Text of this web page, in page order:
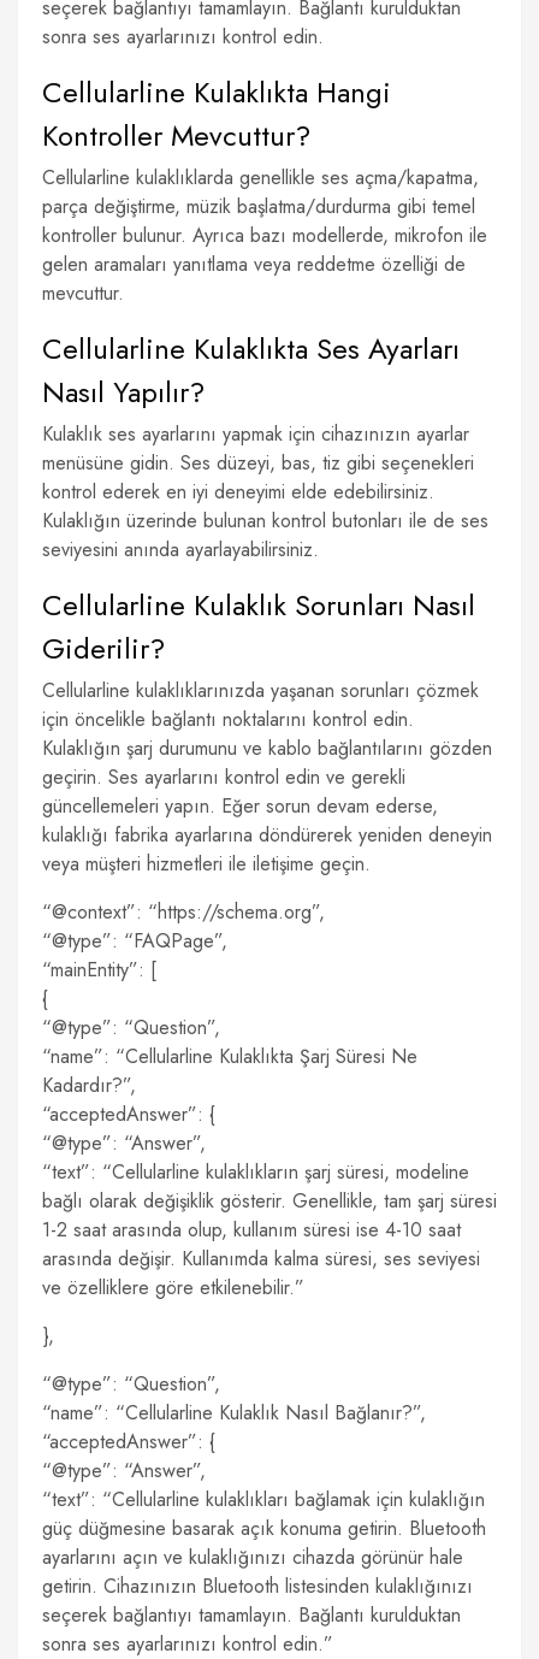
seçerek bağlantıyı tamamlayın. Bağlantı kurulduktan
sonra ses ayarlarınızı kontrol edin.
Cellularline Kulaklıkta Hangi
Kontroller Mevcuttur?
Cellularline kulaklıklarda genellikle ses açma/kapatma,
parça değiştirme, müzik başlatma/durdurma gibi temel
kontroller bulunur. Ayrıca bazı modellerde, mikrofon ile
gelen aramaları yanıtlama veya reddetme özelliği de
mevcuttur.
Cellularline Kulaklıkta Ses Ayarları
Nasıl Yapılır?
Kulaklık ses ayarlarını yapmak için cihazınızın ayarlar
menüsüne gidin. Ses düzeyi, bas, tiz gibi seçenekleri
kontrol ederek en iyi deneyimi elde edebilirsiniz.
Kulaklığın üzerinde bulunan kontrol butonları ile de ses
seviyesini anında ayarlayabilirsiniz.
Cellularline Kulaklık Sorunları Nasıl
Giderilir?
Cellularline kulaklıklarınızda yaşanan sorunları çözmek
için öncelikle bağlantı noktalarını kontrol edin.
Kulaklığın şarj durumunu ve kablo bağlantılarını gözden
geçirin. Ses ayarlarını kontrol edin ve gerekli
güncellemeleri yapın. Eğer sorun devam ederse,
kulaklığı fabrika ayarlarına döndürerek yeniden deneyin
veya müşteri hizmetleri ile iletişime geçin.
“@context”: “https://schema.org”,
“@type”: “FAQPage”,
“mainEntity”: [
{
“@type”: “Question”,
“name”: “Cellularline Kulaklıkta Şarj Süresi Ne
Kadardır?”,
“acceptedAnswer”: {
“@type”: “Answer”,
“text”: “Cellularline kulaklıkların şarj süresi, modeline
bağlı olarak değişiklik gösterir. Genellikle, tam şarj süresi
1-2 saat arasında olup, kullanım süresi ise 4-10 saat
arasında değişir. Kullanımda kalma süresi, ses seviyesi
ve özelliklere göre etkilenebilir.”
},
“@type”: “Question”,
“name”: “Cellularline Kulaklık Nasıl Bağlanır?”,
“acceptedAnswer”: {
“@type”: “Answer”,
“text”: “Cellularline kulaklıkları bağlamak için kulaklığın
güç düğmesine basarak açık konuma getirin. Bluetooth
ayarlarını açın ve kulaklığınızı cihazda görünür hale
getirin. Cihazınızın Bluetooth listesinden kulaklığınızı
seçerek bağlantıyı tamamlayın. Bağlantı kurulduktan
sonra ses ayarlarınızı kontrol edin.”